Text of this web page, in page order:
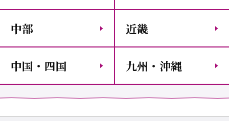
中部 近畿
中国・四国 九州・沖縄